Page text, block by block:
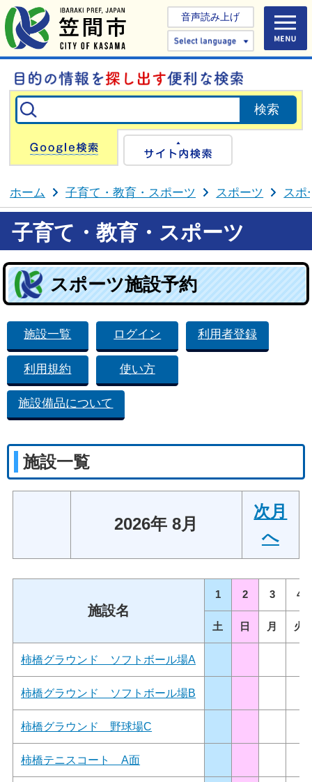
音声読み上げ
Select
Google検索
ホーム 子育て・教育・スポーツ スポーツ スポ
子育て・教育・スポーツ
スポーツ施設予約
施設一覧 ログイン 利用者登録
利用規約 使い方
施設備品について
施設一覧
2026年 8月
次月
へ
施設名
1 2 3 4
土 日 月 火
柿橋グラウンド ソフトボール場A
柿橋グラウンド ソフトボール場B
柿橋グラウンド 野球場C
柿橋テニスコート A面